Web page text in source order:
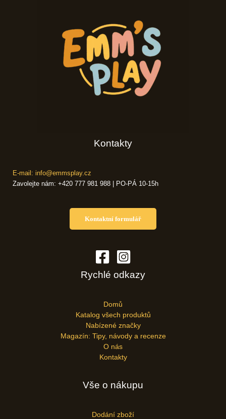
Kontakty
E-mail: info@emmsplay.cz
Zavolejte nám: +420 777 981 988 | PO-PÁ 10-15h
Kontaktní formulář
Rychlé odkazy
Domů
Katalog všech produktů
Nabízené značky
Magazín: Tipy, návody a recenze
O nás
Kontakty
Vše o nákupu
Dodání zboží